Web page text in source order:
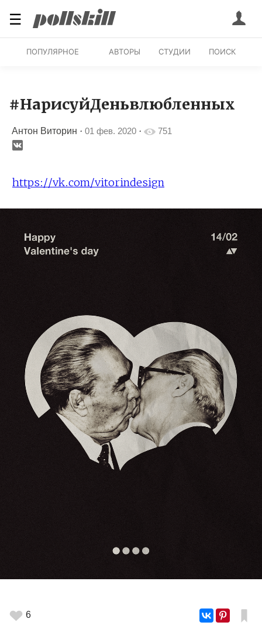
☰
ПОПУЛЯРНОЕ АВТОРЫ СТУДИИ ПОИСК
#НарисуйДеньвлюбленных
Антон Виторин · 01 фев. 2020 · 751
https://vk.com/vitorindesign
6